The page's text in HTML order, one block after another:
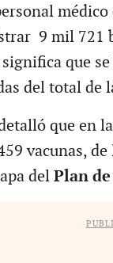
9 mil 721
que
del total de
que en
vacunas,
del Plan